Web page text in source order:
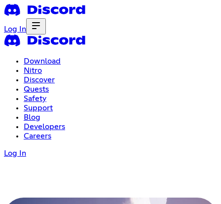
Log In
Download
Nitro
Discover
Quests
Safety
Support
Blog
Developers
Careers
Log In